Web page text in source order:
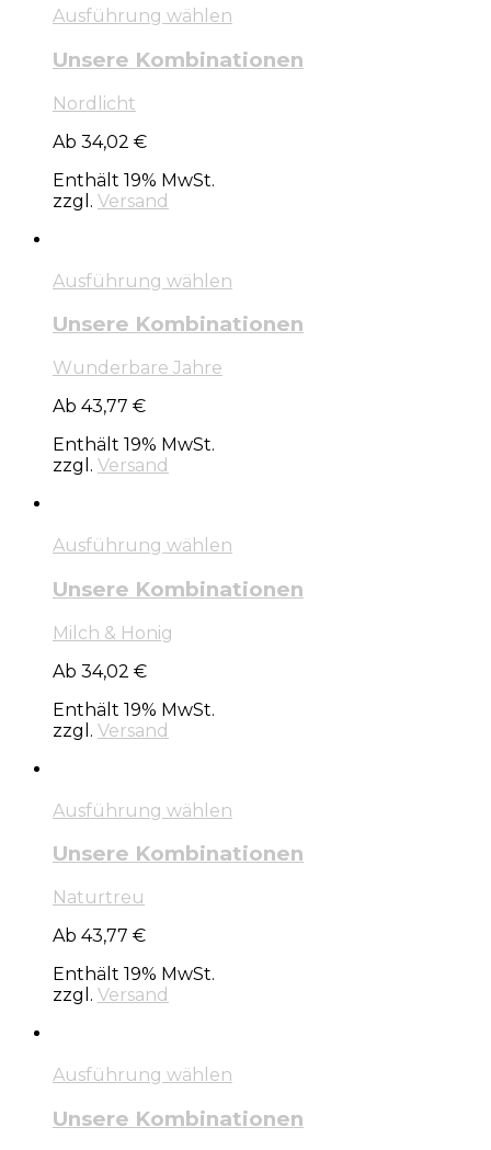
Ausführung wählen
Unsere Kombinationen
Nordlicht
Ab 34,02 €
Enthält 19% MwSt.
zzgl. Versand
Ausführung wählen
Unsere Kombinationen
Wunderbare Jahre
Ab 43,77 €
Enthält 19% MwSt.
zzgl. Versand
Ausführung wählen
Unsere Kombinationen
Milch & Honig
Ab 34,02 €
Enthält 19% MwSt.
zzgl. Versand
Ausführung wählen
Unsere Kombinationen
Naturtreu
Ab 43,77 €
Enthält 19% MwSt.
zzgl. Versand
Ausführung wählen
Unsere Kombinationen